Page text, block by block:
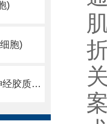
)
胞)
SK-N-AS细胞培养条件(人脑神经胶质母细胞瘤)